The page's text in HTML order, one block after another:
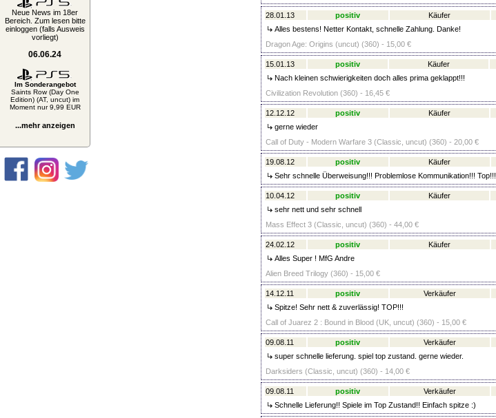
Neue News im 18er
Bereich. Zum lesen bitte
einloggen (falls Ausweis
vorliegt)
06.06.24
Im Sonderangebot
Saints Row (Day One
Edition) (AT, uncut) im
Moment nur 9,99 EUR
...mehr anzeigen
28.01.13 positiv Käufer
Alles bestens! Netter Kontakt, schnelle Zahlung. Danke!
Dragon Age: Origins (uncut) (360) - 15,00 €
15.01.13 positiv Käufer
Nach kleinen schwierigkeiten doch alles prima geklappt!!!
Civilization Revolution (360) - 16,45 €
12.12.12 positiv Käufer
gerne wieder
Call of Duty - Modern Warfare 3 (Classic, uncut) (360) - 20,00 €
19.08.12 positiv Käufer
Sehr schnelle Überweisung!!! Problemlose Kommunikation!!! Top!!!
10.04.12 positiv Käufer
sehr nett und sehr schnell
Mass Effect 3 (Classic, uncut) (360) - 44,00 €
24.02.12 positiv Käufer
Alles Super ! MfG Andre
Alien Breed Trilogy (360) - 15,00 €
14.12.11 positiv Verkäufer
Spitze! Sehr nett & zuverlässig! TOP!!!
Call of Juarez 2 : Bound in Blood (UK, uncut) (360) - 15,00 €
09.08.11 positiv Verkäufer
super schnelle lieferung. spiel top zustand. gerne wieder.
Darksiders (Classic, uncut) (360) - 14,00 €
09.08.11 positiv Verkäufer
Schnelle Lieferung!! Spiele im Top Zustand!! Einfach spitze :)